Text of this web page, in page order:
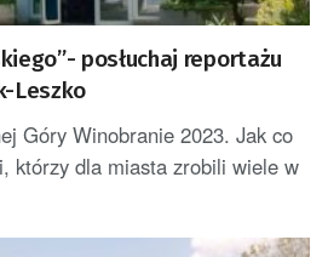
posłuchaj reportażu
Leszko
Góry Winobranie 2023. Jak co
którzy dla miasta zrobili wiele w